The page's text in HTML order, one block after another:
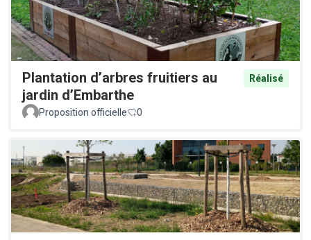
Plantation d’arbres fruitiers au
jardin d’Embarthe
Réalisé
Proposition officielle 0